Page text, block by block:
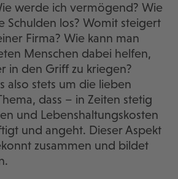
werde ich vermögend? Wie
Schulden los? Womit steigert
Firma? Wie kann man
Menschen dabei helfen,
in den Griff zu kriegen?
also stets um die lieben
dass – in Zeiten stetig
und Lebenshaltungskosten
und angeht. Dieser Aspekt
zusammen und bildet